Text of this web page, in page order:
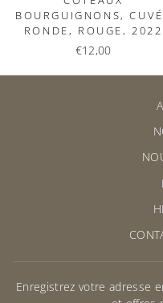
BOURGUIGNONS,
RONDE, ROUGE, 2022
€12,00
Enregistrez votre adresse